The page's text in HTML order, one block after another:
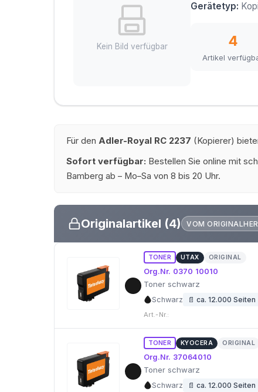
Kein Bild verfügbar
Gerätetyp:
4
Artikel
Für den Adler-Royal RC 2237 (Kopierer)
Sofort verfügbar: Bestellen Sie online mit
Bamberg ab – Mo–Sa von 8 bis 20 Uhr.
Originalartikel (4) VOM
TONER UTAX ORIGINAL
Org.Nr. 0370 10010
Toner schwarz
Schwarz 📄 ca. 12.000 Seiten
Art.-Nr.:
TONER KYOCERA ORIGINAL
Org.Nr. 37064010
Toner schwarz
Schwarz 📄 ca. 12.000 Seiten